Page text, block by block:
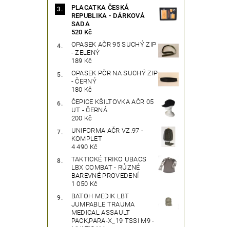
PLACATKA ČESKÁ
REPUBLIKA - DÁRKOVÁ
SADA
520 Kč
OPASEK AČR 95 SUCHÝ ZIP
- ZELENÝ
189 Kč
OPASEK PČR NA SUCHÝ ZIP
- ČERNÝ
180 Kč
ČEPICE KŠILTOVKA AČR 05
UT - ČERNÁ
200 Kč
UNIFORMA AČR VZ.97 -
KOMPLET
4 490 Kč
TAKTICKÉ TRIKO UBACS
LBX COMBAT - RŮZNÉ
BAREVNÉ PROVEDENÍ
1 050 Kč
BATOH MEDIK LBT
JUMPABLE TRAUMA
MEDICAL ASSAULT
PACK,PARA-X_19 TSSI M9 -